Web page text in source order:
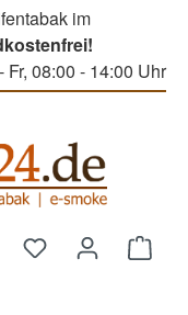
im
Fr, 08:00 - 14:00 Uhr
Du hast 0